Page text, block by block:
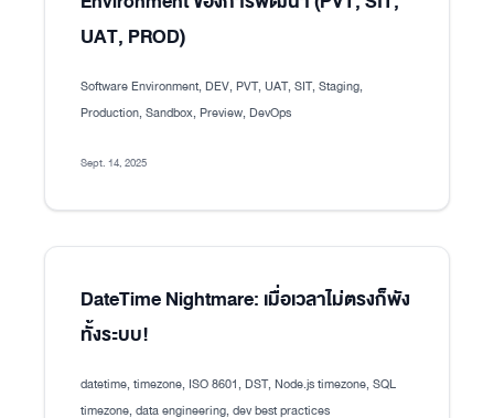
UAT, PROD)
Software Environment, DEV, PVT, UAT, SIT, Staging,
Production, Sandbox, Preview, DevOps
Sept. 14, 2025
DateTime Nightmare: เมื่อเวลาไม่ตรงก็พัง
ทั้งระบบ!
datetime, timezone, ISO 8601, DST, Node.js timezone, SQL
timezone, data engineering, dev best practices